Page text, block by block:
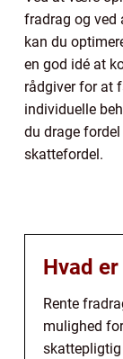
fradrag og
kan du
en god idé at
rådgiver for at
individuelle
du drage
skattefordel.
Hvad
Rente
mulighed